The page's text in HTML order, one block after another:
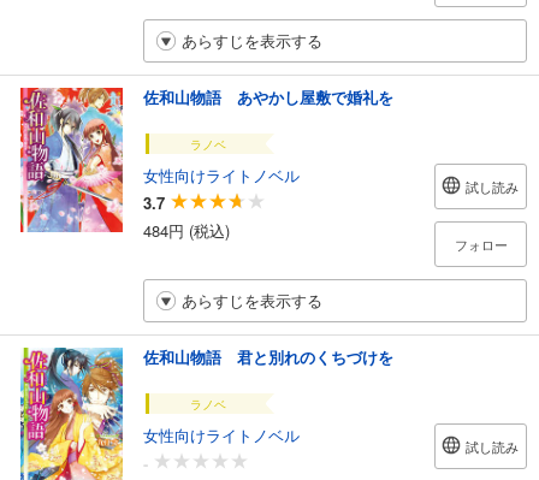
あらすじを表示する
佐和山物語 あやかし屋敷で婚礼を
ラノベ
女性向けライトノベル
3.7
484円 (税込)
試し読み
フォロー
あらすじを表示する
佐和山物語 君と別れのくちづけを
ラノベ
女性向けライトノベル
-
試し読み